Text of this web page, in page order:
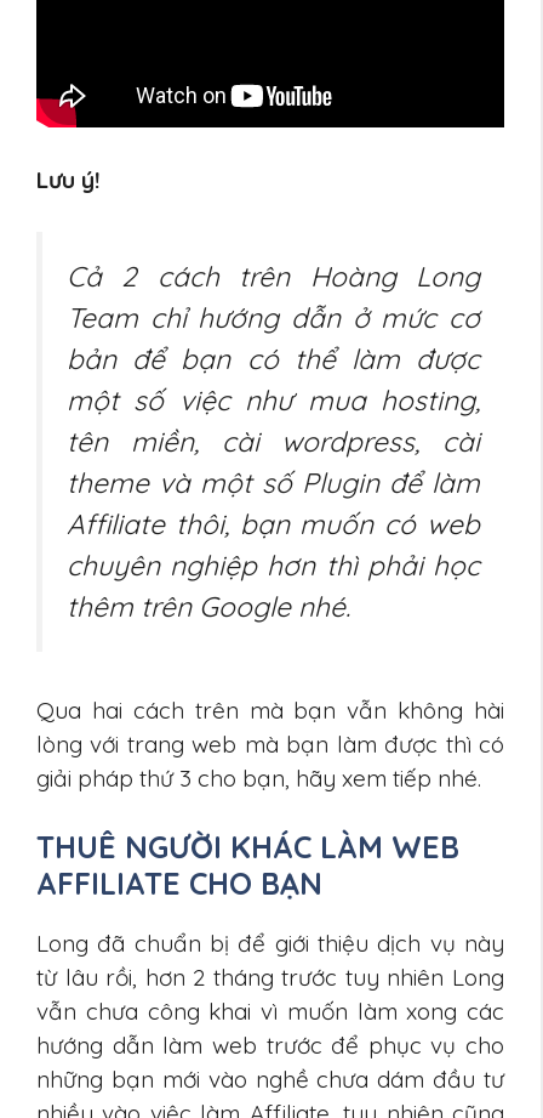
Lưu ý!
Cả 2 cách trên Hoàng Long
Team chỉ hướng dẫn ở mức cơ
bản để bạn có thể làm được
một số việc như mua hosting,
tên miền, cài wordpress, cài
theme và một số Plugin để làm
Affiliate thôi, bạn muốn có web
chuyên nghiệp hơn thì phải học
thêm trên Google nhé.
Qua hai cách trên mà bạn vẫn không hài
lòng với trang web mà bạn làm được thì có
giải pháp thứ 3 cho bạn, hãy xem tiếp nhé.
THUÊ NGƯỜI KHÁC LÀM WEB
AFFILIATE CHO BẠN
Long đã chuẩn bị để giới thiệu dịch vụ này
từ lâu rồi, hơn 2 tháng trước tuy nhiên Long
vẫn chưa công khai vì muốn làm xong các
hướng dẫn làm web trước để phục vụ cho
những bạn mới vào nghề chưa dám đầu tư